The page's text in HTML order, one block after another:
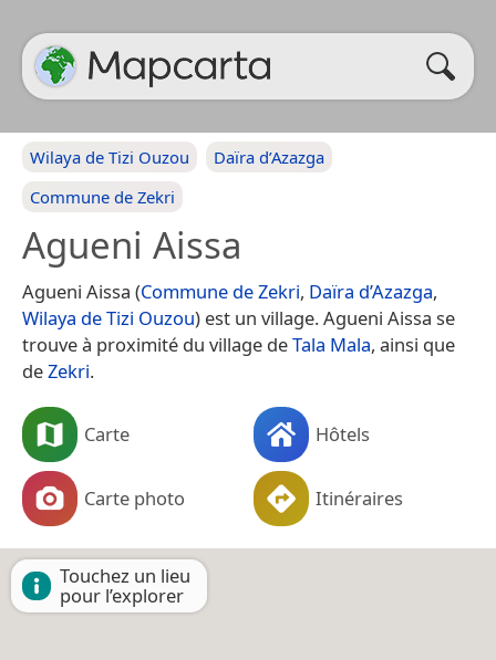
Wilaya de Tizi Ouzou
Daïra d’Azazga
Commune de Zekri
Agueni Aissa
Agueni Aissa (Commune de Zekri, Daïra d’Azazga,
Wilaya de Tizi Ouzou) est un village. Agueni Aissa se
trouve à proximité du village deTala Mala, ainsi que
deZekri.
Carte Hôtels
Carte photo Itinéraires
Touchez un lieu
pour l’explorer